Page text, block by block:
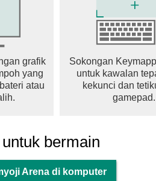
grafik
yang
atau
Sokongan
untuk kawalan
kekunci dan
gamepad.
bermain
Arena di komputer